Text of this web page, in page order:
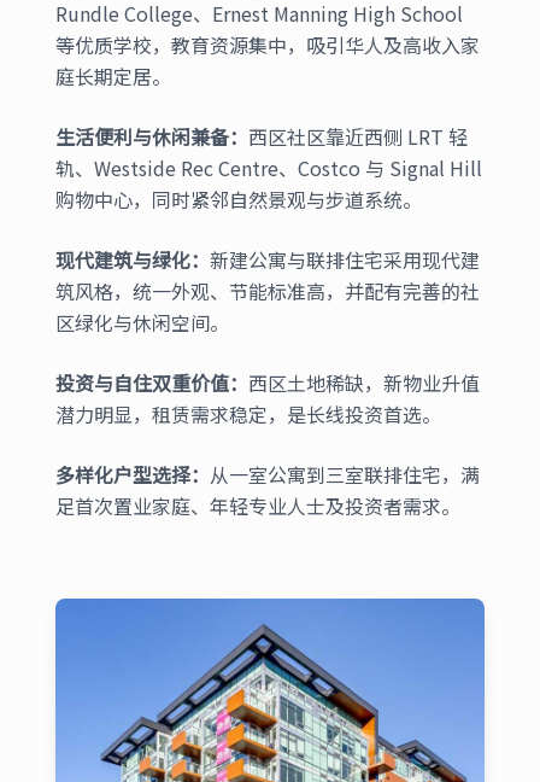
Rundle College、Ernest Manning High School
等优质学校，教育资源集中，吸引华人及高收入家
庭长期定居。
生活便利与休闲兼备： 西区社区靠近西侧 LRT 轻
轨、Westside Rec Centre、Costco 与 Signal Hill
购物中心，同时紧邻自然景观与步道系统。
现代建筑与绿化：新建公寓与联排住宅采用现代建
筑风格，统一外观、节能标准高，并配有完善的社
区绿化与休闲空间。
投资与自住双重价值： 西区土地稀缺，新物业升值
潜力明显，租赁需求稳定，是长线投资首选。
多样化户型选择： 从一室公寓到三室联排住宅，满
足首次置业家庭、年轻专业人士及投资者需求。